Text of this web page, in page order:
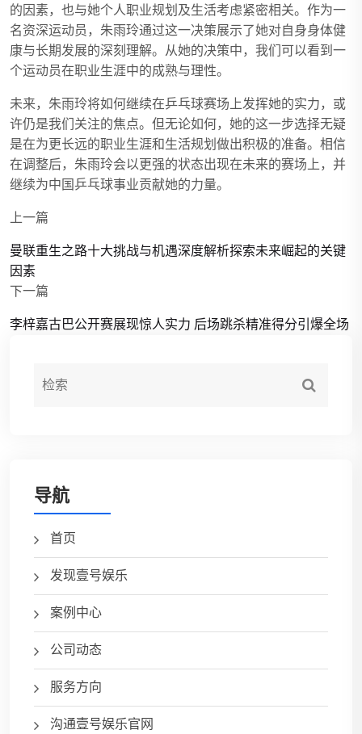
的因素，也与她个人职业规划及生活考虑紧密相关。作为一
名资深运动员，朱雨玲通过这一决策展示了她对自身身体健
康与长期发展的深刻理解。从她的决策中，我们可以看到一
个运动员在职业生涯中的成熟与理性。
未来，朱雨玲将如何继续在乒乓球赛场上发挥她的实力，或
许仍是我们关注的焦点。但无论如何，她的这一步选择无疑
是在为更长远的职业生涯和生活规划做出积极的准备。相信
在调整后，朱雨玲会以更强的状态出现在未来的赛场上，并
继续为中国乒乓球事业贡献她的力量。
上一篇
曼联重生之路十大挑战与机遇深度解析探索未来崛起的关键
因素
下一篇
李梓嘉古巴公开赛展现惊人实力 后场跳杀精准得分引爆全场
导航
首页
发现壹号娱乐
案例中心
公司动态
服务方向
沟通壹号娱乐官网